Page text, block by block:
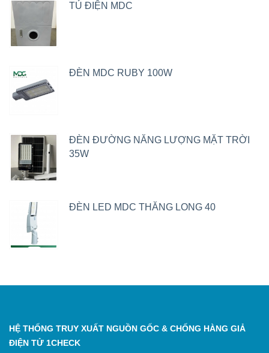
TỦ ĐIỆN MDC
ĐÈN MDC RUBY 100W
ĐÈN ĐƯỜNG NĂNG LƯỢNG MẶT TRỜI
35W
ĐÈN LED MDC THĂNG LONG 40
HỆ THỐNG TRUY XUẤT NGUỒN GỐC & CHỐNG HÀNG GIẢ
ĐIỆN TỬ 1CHECK